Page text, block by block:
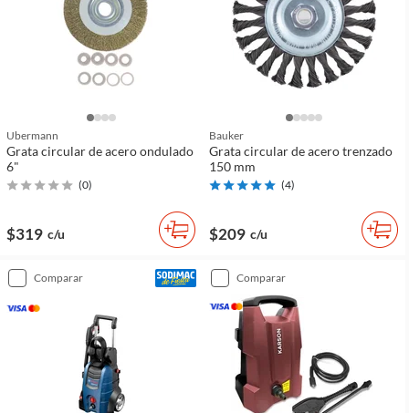
Ubermann
Grata circular de acero ondulado
6"
(0)
$319 c/u
Bauker
Grata circular de acero trenzado
150 mm
(4)
$209 c/u
comparar comparar